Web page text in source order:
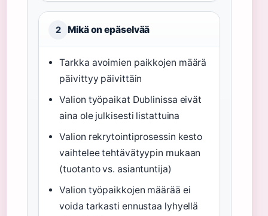
2 Mikä on epäselvää
Tarkka avoimien paikkojen määrä
päivittyy päivittäin
Valion työpaikat Dublinissa eivät
aina ole julkisesti listattuina
Valion rekrytointiprosessin kesto
vaihtelee tehtävätyypin mukaan
(tuotanto vs. asiantuntija)
Valion työpaikkojen määrää ei
voida tarkasti ennustaa lyhyellä